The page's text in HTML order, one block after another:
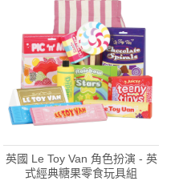
英國 Le Toy Van 角色扮演 - 英
式經典糖果零食玩具組